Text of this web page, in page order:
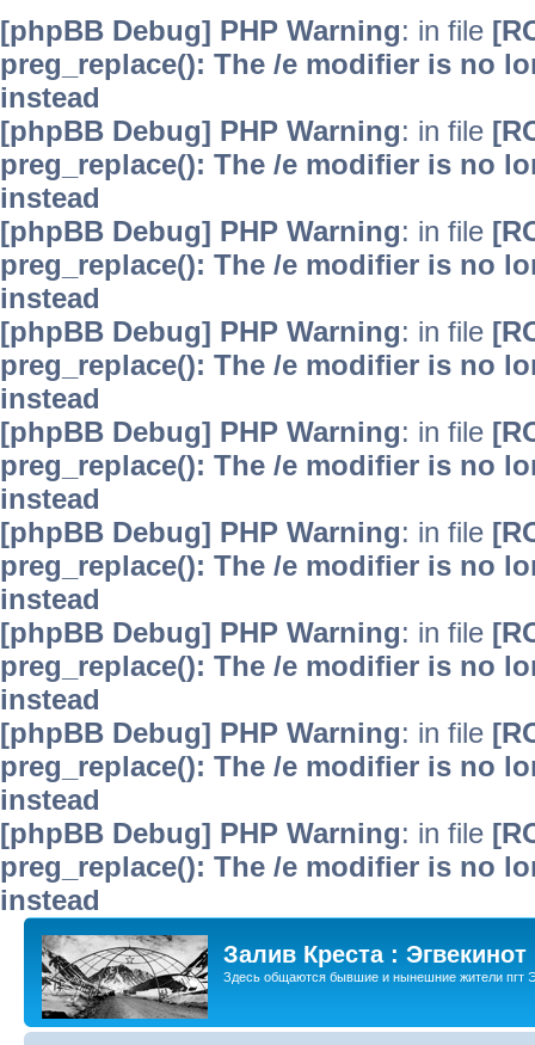
[phpBB Debug] PHP Warning: in file
preg_replace(): The /e modifier is no
instead
[phpBB Debug] PHP Warning: in file
preg_replace(): The /e modifier is no
instead
[phpBB Debug] PHP Warning: in file
preg_replace(): The /e modifier is no
instead
[phpBB Debug] PHP Warning: in file
preg_replace(): The /e modifier is no
instead
[phpBB Debug] PHP Warning: in file
preg_replace(): The /e modifier is no
instead
[phpBB Debug] PHP Warning: in file
preg_replace(): The /e modifier is no
instead
[phpBB Debug] PHP Warning: in file
preg_replace(): The /e modifier is no
instead
[phpBB Debug] PHP Warning: in file
preg_replace(): The /e modifier is no
instead
[phpBB Debug] PHP Warning: in file
preg_replace(): The /e modifier is no
instead
Залив Креста : Эгвекинот
Здесь общаются бывшие и нынешние жители пгт